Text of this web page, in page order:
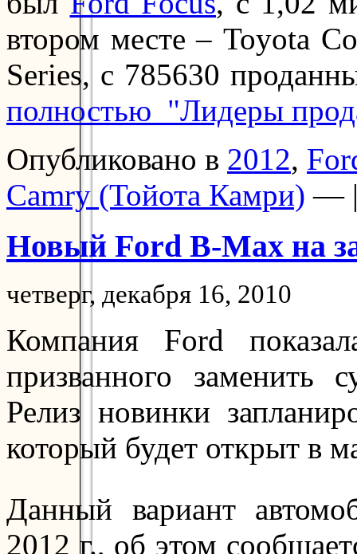
втором месте – Toyota
Series, с 785630
полностью "Лидеры
Опубликовано в 2012,
Camry (Тойота Камри) —
Новый Ford B-Max на
четверг, декабря 16, 2010
Компания Ford
призванного заменить
Релиз новинки
который будет открыт в
Данный вариант
2012 г., об этом